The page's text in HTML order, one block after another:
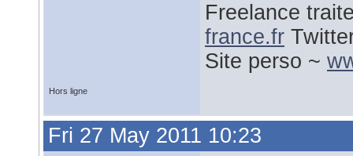
Freelance
france.fr
Site perso ~
Hors ligne
Fri 27 May 2011 10:23